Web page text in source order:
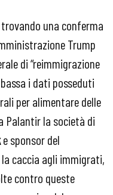
una conferma
Trump
di “reimmigrazione
i dati posseduti
per alimentare delle
Palantir la società di
e sponsor del
la caccia agli immigrati,
contro queste